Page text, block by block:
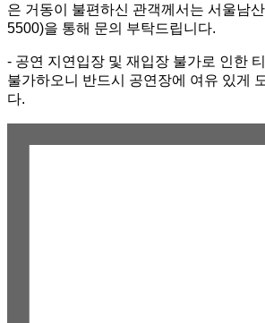
은 거동이 불편하신 관객께서는 서울남
5500)을 통해 문의 부탁드립니다.
- 공연 지연입장 및 재입장 불가로 인한
불가하오니 반드시 공연장에 여유 있게
다.